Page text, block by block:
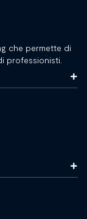
che permette di
professionisti.